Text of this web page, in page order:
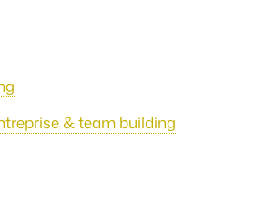
& team building